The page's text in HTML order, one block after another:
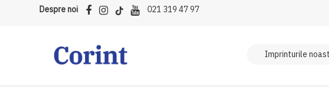
Despre noi 021 319 47 97